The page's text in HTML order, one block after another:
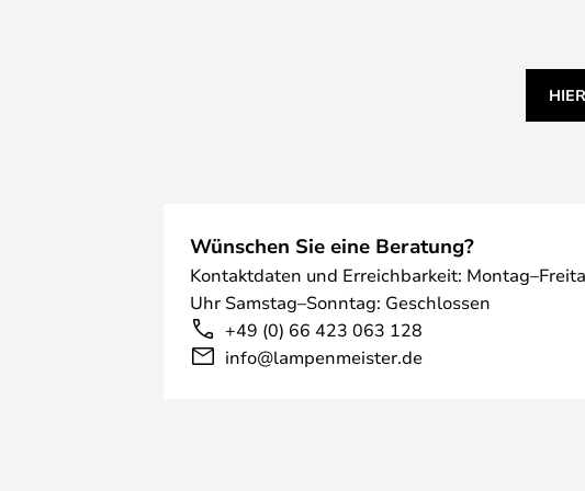
Wünschen Sie eine Beratung?
Kontaktdaten und Erreichbarkeit:
Uhr Samstag–Sonntag: Geschlossen
+49 (0) 66 423 063 128
info@lampenmeister.de